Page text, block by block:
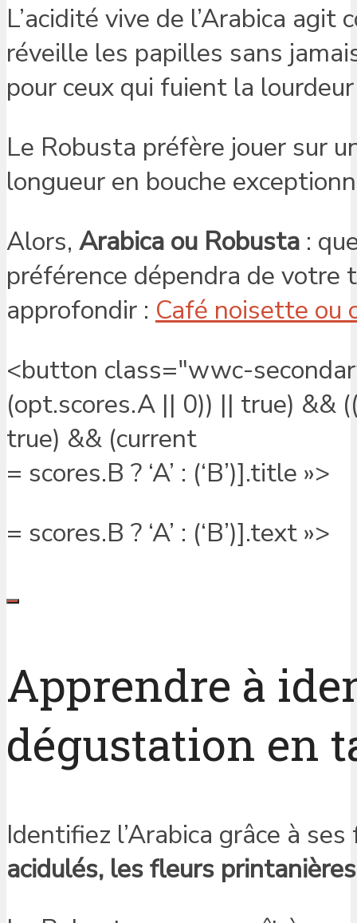
L’acidité vive de l’Arabica
réveille les papilles sans
pour ceux qui fuient la
Le Robusta préfère jouer sur
longueur en bouche
Alors, Arabica ou Robusta :
préférence dépendra de votre
approfondir : Café noisette ou
<button class="wwc-
(opt.scores.A || 0)) || true) &&
true) && (current
= scores.B ? ‘A’ : (‘B’)].title »>
= scores.B ? ‘A’ : (‘B’)].text »>
Apprendre à
dégustation en
Identifiez l’Arabica grâce à
acidulés, les fleurs